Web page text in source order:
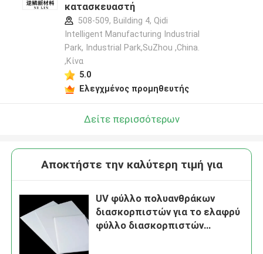
κατασκευαστή
508-509, Building 4, Qidi
Intelligent Manufacturing Industrial
Park, Industrial Park,SuZhou ,China.
,Κίνα
5.0
Ελεγχμένος προμηθευτής
Δείτε περισσότερων
Αποκτήστε την καλύτερη τιμή για
UV φύλλο πολυανθράκων
διασκορπιστών για το ελαφρύ
φύλλο διασκορπιστών